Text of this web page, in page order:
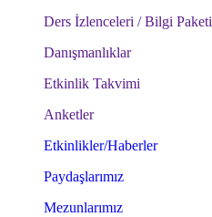
Ders İzlenceleri / Bilgi Paketi
Danışmanlıklar
Etkinlik Takvimi
Anketler
Etkinlikler/Haberler
Paydaşlarımız
Mezunlarımız